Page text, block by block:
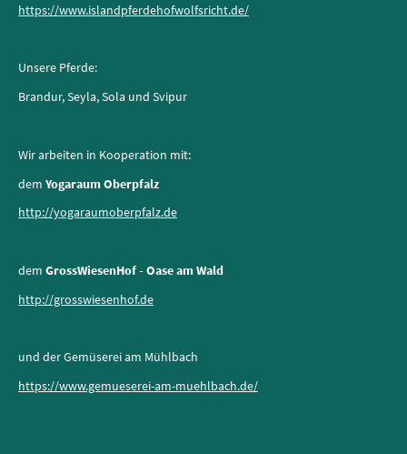
https://www.islandpferdehofwolfsricht.de/
Unsere Pferde:
Brandur, Seyla, Sola und Svipur
Wir arbeiten in Kooperation mit:
dem Yogaraum Oberpfalz
http://yogaraumoberpfalz.de
dem GrossWiesenHof - Oase am Wald
http://grosswiesenhof.de
und der Gemüserei am Mühlbach
https://www.gemueserei-am-muehlbach.de/